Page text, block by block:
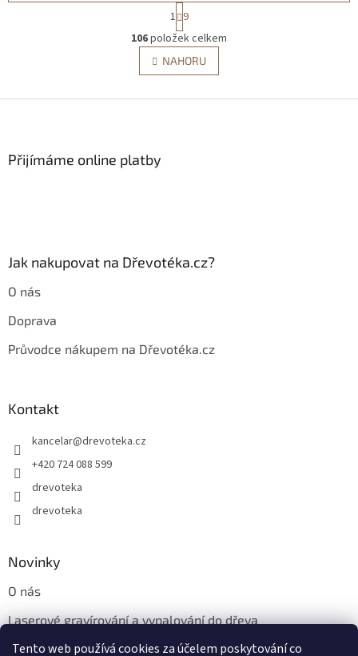
Tento web používá cookies za účelem poskytování co
O
v
l
á
p
S
t
r
á
n
k
v
1 9
106položek celkem
NAHORU
Přijímáme online platby
Jak nakupovat na Dřevotéka.cz?
O nás
Doprava
Průvodce nákupem na Dřevotéka.cz
Kontakt
kancelar@drevoteka.cz
+420 724 088 599
drevoteka
drevoteka
Novinky
O nás
Laserové gravírování a vypalování do dřeva
Proč jíst z přírodních dřevěných talířů: Ekologická a Stylová